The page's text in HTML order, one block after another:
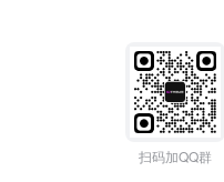
扫码加QQ群